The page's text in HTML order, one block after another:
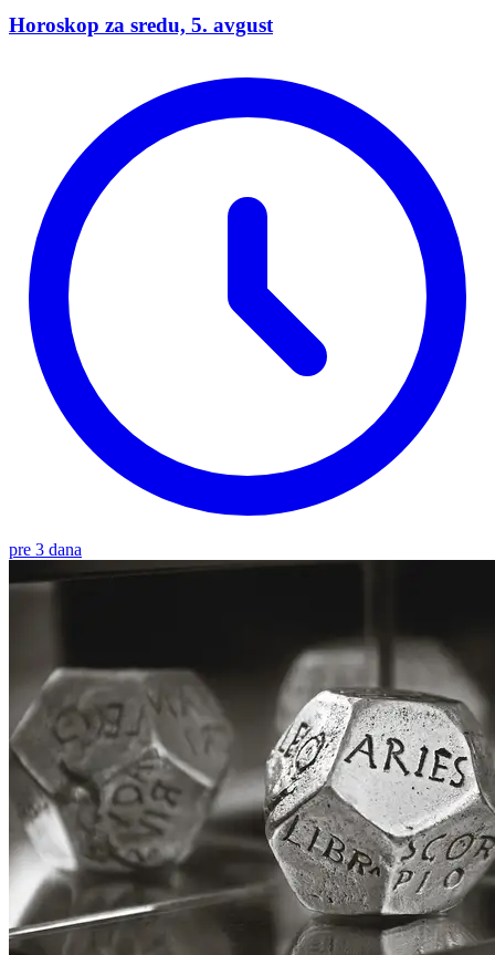
Horoskop za sredu, 5. avgust
pre 3 dana